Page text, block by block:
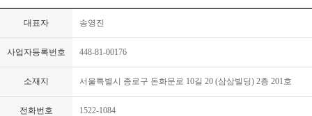
대표자 송영진
사업자등록번호 448-81-00176
소재지 서울특별시 종로구 돈화문로 10길 20 (삼삼빌딩) 2층 201호
전화번호 1522-1084